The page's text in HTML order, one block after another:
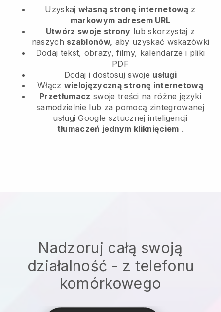
Uzyskaj własną stronę internetowąz
markowym adresem URL
Utwórz swoje strony lub skorzystaj z
naszych szablonów, aby uzyskać wskazówki
Dodaj tekst, obrazy, filmy, kalendarze i pliki
PDF
Dodaj i dostosuj swoje usługi
Włącz wielojęzyczną stronę internetową
Przetłumacz swoje treści na różne języki
samodzielnie lub za pomocą zintegrowanej
usługi Google sztucznej inteligencji
tłumaczeń jednym kliknięciem .
Nadzoruj całą swoją
działalność - z telefonu
komórkowego